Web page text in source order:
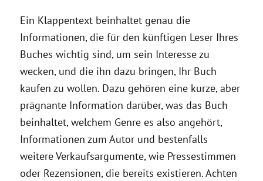
Ein Klappentext beinhaltet genau die
Informationen, die für den künftigen Leser Ihres
Buches wichtig sind, um sein Interesse zu
wecken, und die ihn dazu bringen, Ihr Buch
kaufen zu wollen. Dazu gehören eine kurze, aber
prägnante Information darüber, was das Buch
beinhaltet, welchem Genre es also angehört,
Informationen zum Autor und bestenfalls
weitere Verkaufsargumente, wie Pressestimmen
oder Rezensionen, die bereits existieren. Achten